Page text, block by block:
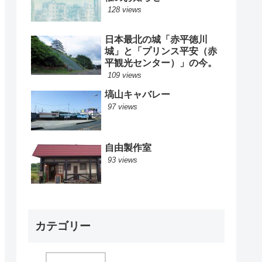
128 views
日本最北の城「赤平徳川
城」と「プリンス平安（赤
平観光センター）」の今。
109 views
塙山キャバレー
97 views
自由製作室
93 views
カテゴリー